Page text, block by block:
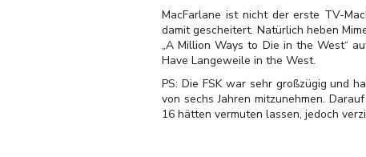
MacFarlane ist nicht der erste TV-
damit gescheitert. Natürlich heben
„A Million Ways to Die in the West“
Have Langeweile in the West.
PS: Die FSK war sehr großzügig und
von sechs Jahren mitzunehmen.
16 hätten vermuten lassen, jedoch